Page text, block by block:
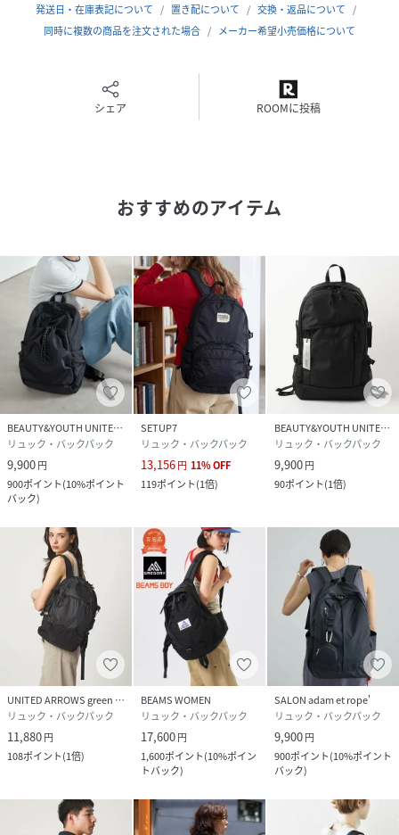
210DOXFORDNYLONとHEAVYMESHのコンビ
ー使いはもちろん、
マザーズバッグとしてもおすすめです。
＜FREDRIKPACKERS(フレドリックパッカーズ)＞
に快適に
【モノ】を運べることを目指している
『FREDRIKPACKERS（フレドリックパッカーズ）』。
【注意事項】
※画像の商品はサンプルです。
※商品を使用前に、タグ等に記載されている「取り扱い上の
注意書き」、「洗濯表示」を必ずご確認ください。
※商品画像は、光の当たり具合やパソコンなどの閲覧環境に
より、実際の色味と異なって見える場合がございます。予め
ご了承ください。
※商品の色味の目安は、商品単体の画像をご参照ください。
店舗まで下記の品名/品番をお申し付けください。
品名：EXFREDRIK/PMOTRBPMID品番：36325991954
身長170B86W61H90着用サイズ：FREE
性別タイプ レディース
原産国
素材
サイズ FREE
GU2415_36325991954
発送日・在庫表記について 置き配について
交換・返品について
同時に複数の商品を注文された場合
メーカー希望小売価格について
シェア ROOMに投稿
おすすめのアイテム
BEAUTY&YOUTH UNITED ARROWS
リュック・バックパック
9,900円
900ポイント(10%ポイント
バック)
SETUP7
リュック・バックパック
13,156円 11%OFF
119ポイント(1倍)
BEAUTY&YOUTH UNITED ARROWS
リュック・バックパック
9,900円
90ポイント(1倍)
UNITED ARROWS green label relaxing
リュック・バックパック
11,880円
108ポイント(1倍)
BEAMS WOMEN
リュック・バックパック
17,600円
1,600ポイント(10%ポイン
トバック)
SALON adam et rope'
リュック・バックパック
9,900円
900ポイント(10%ポイント
バック)